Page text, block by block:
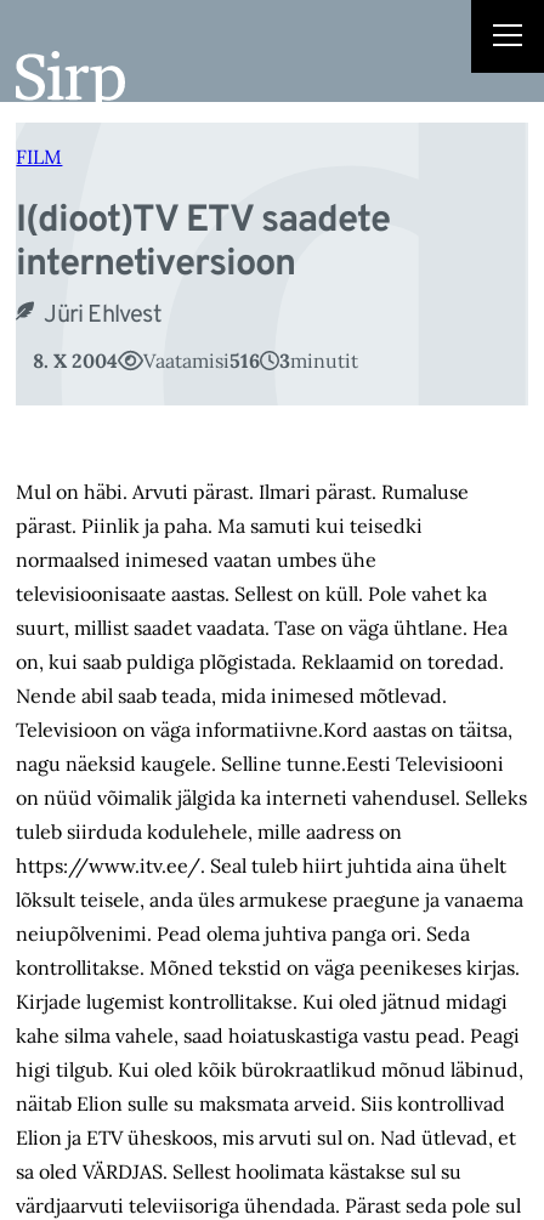
juurde
FILM
I(dioot)TV ETV saadete
internetiversioon
Jüri Ehlvest
8. X 2004 Vaatamisi516 3minutit
Mul on häbi. Arvuti pärast. Ilmari pärast. Rumaluse
pärast. Piinlik ja paha. Ma samuti kui teisedki
normaalsed inimesed vaatan umbes ühe
televisioonisaate aastas. Sellest on küll. Pole vahet ka
suurt, millist saadet vaadata. Tase on väga ühtlane. Hea
on, kui saab puldiga plõgistada. Reklaamid on toredad.
Nende abil saab teada, mida inimesed mõtlevad.
Televisioon on väga informatiivne.Kord aastas on täitsa,
nagu näeksid kaugele. Selline tunne.Eesti Televisiooni
on nüüd võimalik jälgida ka interneti vahendusel. Selleks
tuleb siirduda kodulehele, mille aadress on
https://www.itv.ee/. Seal tuleb hiirt juhtida aina ühelt
lõksult teisele, anda üles armukese praegune ja vanaema
neiupõlvenimi. Pead olema juhtiva panga ori. Seda
kontrollitakse. Mõned tekstid on väga peenikeses kirjas.
Kirjade lugemist kontrollitakse. Kui oled jätnud midagi
kahe silma vahele, saad hoiatuskastiga vastu pead. Peagi
higi tilgub. Kui oled kõik bürokraatlikud mõnud läbinud,
näitab Elion sulle su maksmata arveid. Siis kontrollivad
Elion ja ETV üheskoos, mis arvuti sul on. Nad ütlevad, et
sa oled VÄRDJAS. Sellest hoolimata kästakse sul su
värdjaarvuti televiisoriga ühendada. Pärast seda pole sul